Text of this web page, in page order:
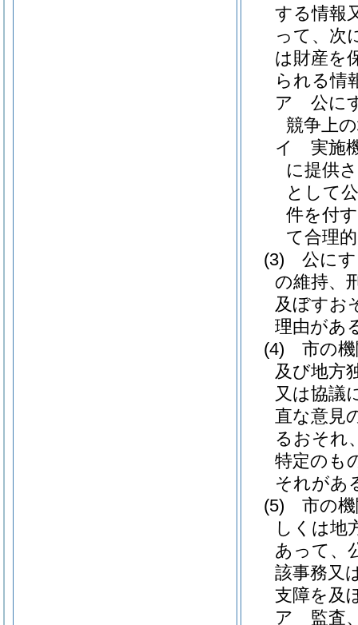
する情報
って、次
は財産を
られる情
ア
公に
競争上
イ
実施
に提供
として
件を付
て合理
(3)
公に
の維持、
及ぼすお
理由があ
(4)
市の
及び地方
又は協議
直な意見
るおそれ
特定のも
それがあ
(5)
市の
しくは地
あって、
該事務又
支障を及
ア
監査